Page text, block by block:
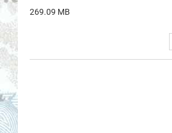
269.09 MB